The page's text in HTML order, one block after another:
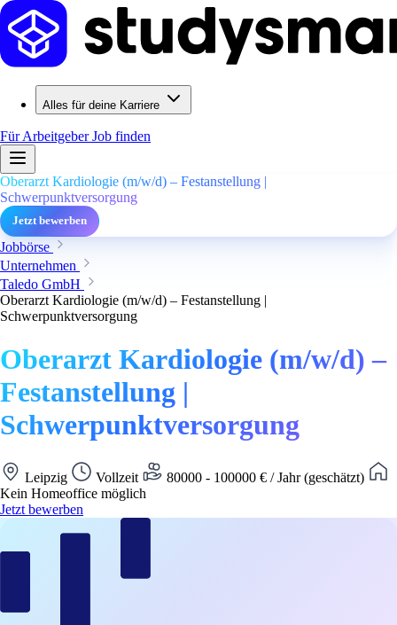
Alles für deine Karriere
Für ArbeitgeberJob finden
Oberarzt Kardiologie (m/w/d) – Festanstellung |
Schwerpunktversorgung
Jetzt bewerben
Jobbörse
Unternehmen
Taledo GmbH
Oberarzt Kardiologie (m/w/d) – Festanstellung |
Schwerpunktversorgung
Oberarzt Kardiologie (m/w/d) –
Festanstellung |
Schwerpunktversorgung
Leipzig Vollzeit
80000 - 100000 € / Jahr (geschätzt)
Kein Homeoffice möglich
Jetzt bewerben